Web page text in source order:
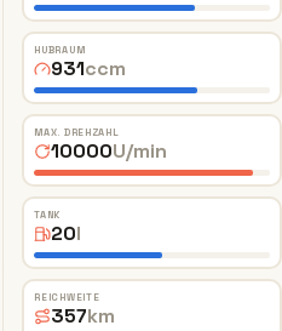
HUBRAUM
931ccm
MAX. DREHZAHL
10000U/min
TANK
20l
REICHWEITE
357km